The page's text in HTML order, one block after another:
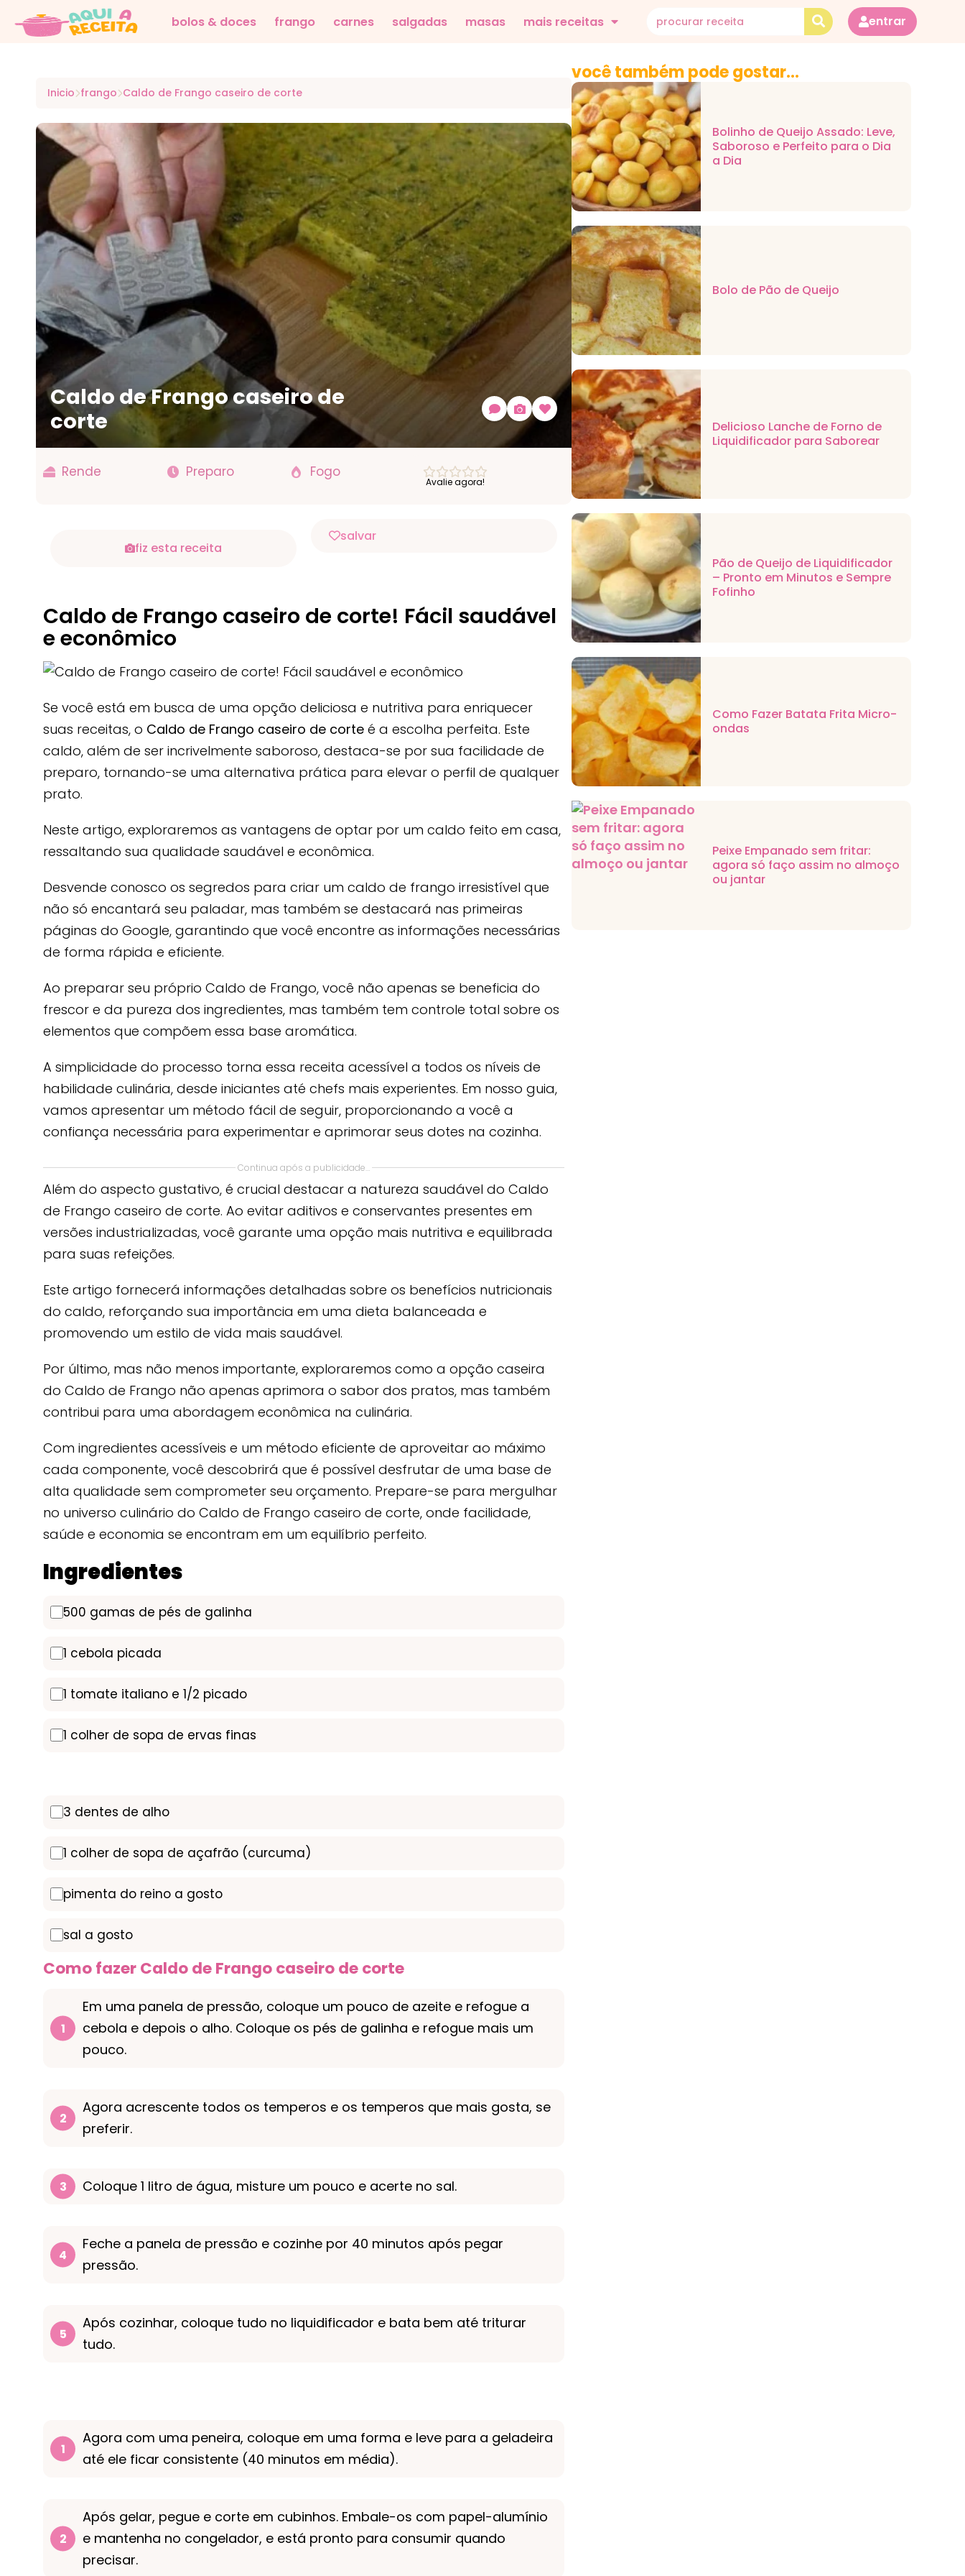
bolos & doces frango carnes salgadas masas mais receitas entrar
Inicio frango Caldo de Frango caseiro de corte
Caldo de Frango caseiro de
corte
Rende Preparo Fogo
Avalie agora!
fiz esta receita
salvar
Caldo de Frango caseiro de corte! Fácil saudável
e econômico
Se você está em busca de uma opção deliciosa e nutritiva para enriquecer
suas receitas, o Caldo de Frango caseiro de corte é a escolha perfeita. Este
caldo, além de ser incrivelmente saboroso, destaca-se por sua facilidade de
preparo, tornando-se uma alternativa prática para elevar o perfil de qualquer
prato.
Neste artigo, exploraremos as vantagens de optar por um caldo feito em casa,
ressaltando sua qualidade saudável e econômica.
Desvende conosco os segredos para criar um caldo de frango irresistível que
não só encantará seu paladar, mas também se destacará nas primeiras
páginas do Google, garantindo que você encontre as informações necessárias
de forma rápida e eficiente.
Ao preparar seu próprio Caldo de Frango, você não apenas se beneficia do
frescor e da pureza dos ingredientes, mas também tem controle total sobre os
elementos que compõem essa base aromática.
A simplicidade do processo torna essa receita acessível a todos os níveis de
habilidade culinária, desde iniciantes até chefs mais experientes. Em nosso guia,
vamos apresentar um método fácil de seguir, proporcionando a você a
confiança necessária para experimentar e aprimorar seus dotes na cozinha.
Continua após a publicidade…
Além do aspecto gustativo, é crucial destacar a natureza saudável do Caldo
de Frango caseiro de corte. Ao evitar aditivos e conservantes presentes em
versões industrializadas, você garante uma opção mais nutritiva e equilibrada
para suas refeições.
Este artigo fornecerá informações detalhadas sobre os benefícios nutricionais
do caldo, reforçando sua importância em uma dieta balanceada e
promovendo um estilo de vida mais saudável.
Por último, mas não menos importante, exploraremos como a opção caseira
do Caldo de Frango não apenas aprimora o sabor dos pratos, mas também
contribui para uma abordagem econômica na culinária.
Com ingredientes acessíveis e um método eficiente de aproveitar ao máximo
cada componente, você descobrirá que é possível desfrutar de uma base de
alta qualidade sem comprometer seu orçamento. Prepare-se para mergulhar
no universo culinário do Caldo de Frango caseiro de corte, onde facilidade,
saúde e economia se encontram em um equilíbrio perfeito.
Ingredientes
500 gamas de pés de galinha
1 cebola picada
1 tomate italiano e 1/2 picado
1 colher de sopa de ervas finas
3 dentes de alho
1 colher de sopa de açafrão (curcuma)
pimenta do reino a gosto
sal a gosto
Como fazer Caldo de Frango caseiro de corte
Em uma panela de pressão, coloque um pouco de azeite e refogue a
cebola e depois o alho. Coloque os pés de galinha e refogue mais um
pouco.
Agora acrescente todos os temperos e os temperos que mais gosta, se
preferir.
Coloque 1 litro de água, misture um pouco e acerte no sal.
Feche a panela de pressão e cozinhe por 40 minutos após pegar
pressão.
Após cozinhar, coloque tudo no liquidificador e bata bem até triturar
tudo.
Agora com uma peneira, coloque em uma forma e leve para a geladeira
até ele ficar consistente (40 minutos em média).
Após gelar, pegue e corte em cubinhos. Embale-os com papel-alumínio
e mantenha no congelador, e está pronto para consumir quando
precisar.
você também pode gostar...
Bolinho de Queijo Assado: Leve,
Saboroso e Perfeito para o Dia
a Dia
Bolo de Pão de Queijo
Delicioso Lanche de Forno de
Liquidificador para Saborear
Pão de Queijo de Liquidificador
– Pronto em Minutos e Sempre
Fofinho
Como Fazer Batata Frita Micro-
ondas
Peixe Empanado sem fritar:
agora só faço assim no almoço
ou jantar